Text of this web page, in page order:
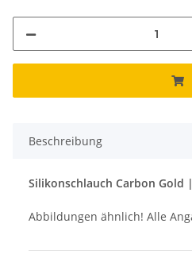
Beschreibung
Silikonschlauch Carbon Gold
Abbildungen ähnlich! Alle